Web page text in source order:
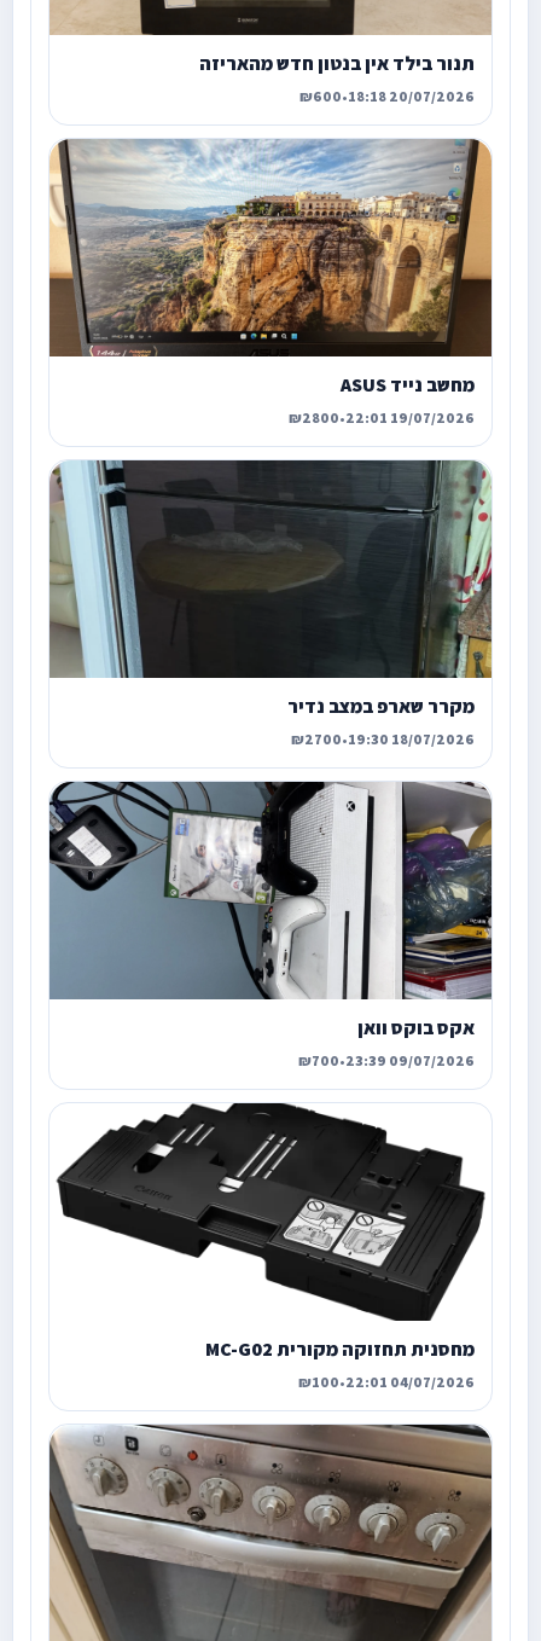
תנור בילד אין בנטון חדש מהאריזה
20/07/2026 18:18
•
₪600
מחשב נייד ASUS
19/07/2026 22:01
•
₪2800
מקרר שארפ במצב נדיר
18/07/2026 19:30
•
₪2700
אקס בוקס וואן
09/07/2026 23:39
•
₪700
מחסנית תחזוקה מקורית MC-G02
04/07/2026 22:01
•
₪100